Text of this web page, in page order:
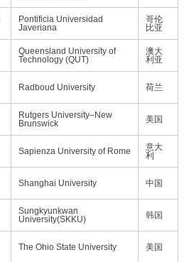
Pontificia Universidad
Javeriana
哥伦
比亚
Queensland University of
Technology (QUT)
澳大
利亚
Radboud University 荷兰
Rutgers University–New
Brunswick
美国
Sapienza University of Rome
意大
利
Shanghai University 中国
Sungkyunkwan
University(SKKU)
韩国
The Ohio State University 美国